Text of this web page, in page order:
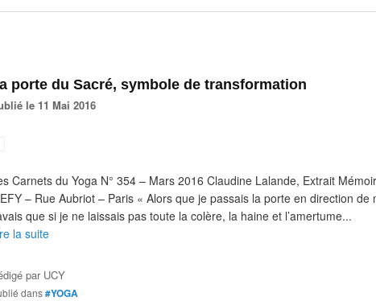
porte du Sacré, symbole de transformation
le 11 Mai 2016
Carnets du Yoga N° 354 – Mars 2016 Claudine Lalande, Extrait
– Rue Aubriot – Paris « Alors que je passais la porte en direction de
que si je ne laissais pas toute la colère, la haine et l’amertume...
la suite
par UCY
dans#YOGA